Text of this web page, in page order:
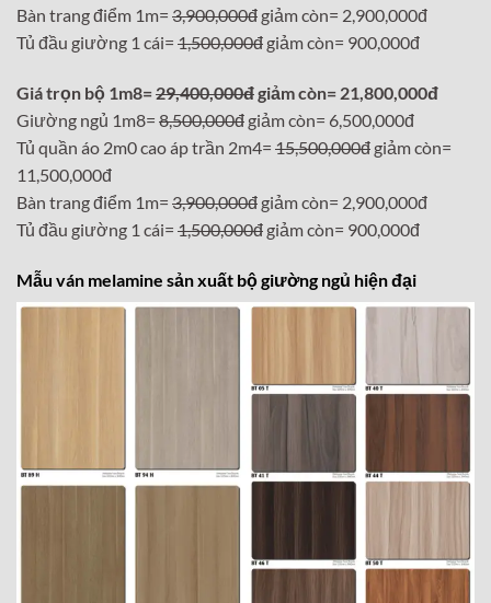
Bàn trang điểm 1m= 3,900,000đ giảm còn= 2,900,000đ
Tủ đầu giường 1 cái= 1,500,000đ giảm còn= 900,000đ
Giá trọn bộ 1m8=29,400,000đgiảm còn= 21,800,000đ
Giường ngủ 1m8= 8,500,000đ giảm còn= 6,500,000đ
Tủ quần áo 2m0 cao áp trần 2m4= 15,500,000đ giảm còn=
11,500,000đ
Bàn trang điểm 1m= 3,900,000đ giảm còn= 2,900,000đ
Tủ đầu giường 1 cái= 1,500,000đ giảm còn= 900,000đ
Mẫu ván melamine sản xuất bộ giường ngủ hiện đại